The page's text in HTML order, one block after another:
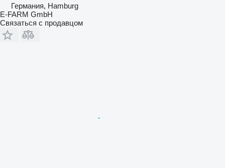
Германия, Hamburg
E-FARM GmbH
Связаться с продавцом